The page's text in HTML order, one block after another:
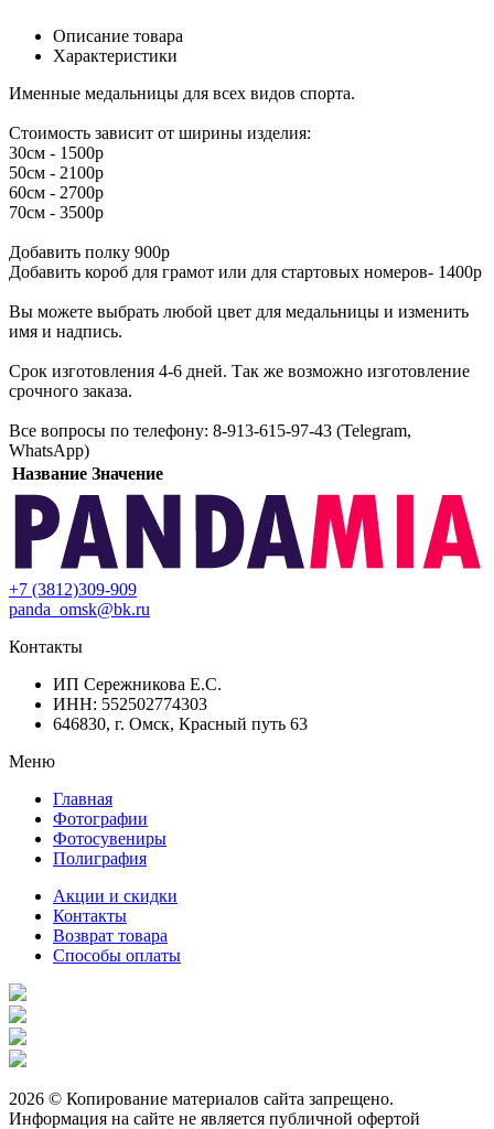
Описание товара
Характеристики
Именные медальницы для всех видов спорта.
Стоимость зависит от ширины изделия:
30см - 1500р
50см - 2100р
60см - 2700р
70см - 3500р
Добавить полку 900р
Добавить короб для грамот или для стартовых номеров- 1400р
Вы можете выбрать любой цвет для медальницы и изменить
имя и надпись.
Срок изготовления 4-6 дней. Так же возможно изготовление
срочного заказа.
Все вопросы по телефону: 8-913-615-97-43 (Telegram,
WhatsApp)
Название Значение
+7 (3812)309-909
panda_omsk@bk.ru
Контакты
ИП Сережникова Е.С.
ИНН: 552502774303
646830, г. Омск, Красный путь 63
Меню
Главная
Фотографии
Фотосувениры
Полиграфия
Акции и скидки
Контакты
Возврат товара
Способы оплаты
2026 © Копирование материалов сайта запрещено.
Информация на сайте не является публичной офертой